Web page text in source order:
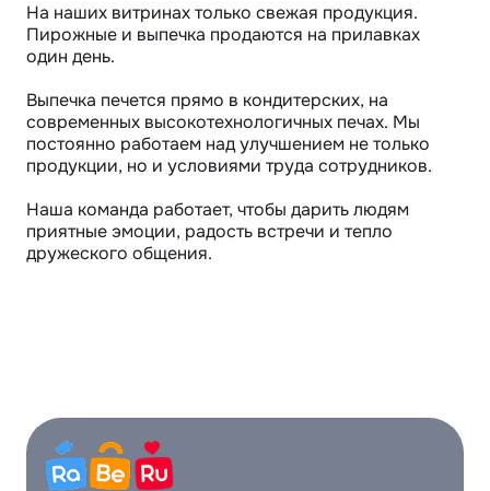
На наших витринах только свежая продукция.
Пирожные и выпечка продаются на прилавках
один день.
Выпечка печется прямо в кондитерских, на
современных высокотехнологичных печах. Мы
постоянно работаем над улучшением не только
продукции, но и условиями труда сотрудников.
Наша команда работает, чтобы дарить людям
приятные эмоции, радость встречи и тепло
дружеского общения.